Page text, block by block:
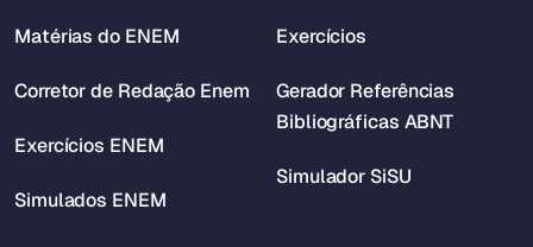
Matérias do ENEM
Corretor de Redação Enem
Exercícios ENEM
Simulados ENEM
Exercícios
Gerador Referências
Bibliográficas ABNT
Simulador SiSU